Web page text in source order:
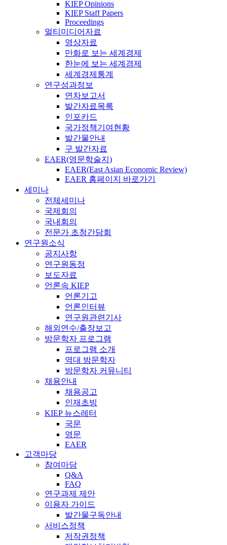
KIEP Opinions
KIEP Staff Papers
Proceedings
멀티미디어자료
영상자료
만화로 보는 세계경제
한눈에 보는 세계경제
세계경제통계
연구성과정보
연차보고서
발간자료목록
인포카드
국가정책기여현황
발간물안내
구 발간자료
EAER(영문학술지)
EAER(East Asian Economic Review)
EAER 홈페이지 바로가기
세미나
전체세미나
국제회의
국내회의
전문가 초청간담회
연구원소식
공지사항
연구원동정
보도자료
언론속 KIEP
언론기고
언론인터뷰
연구원관련기사
해외연수/출장보고
방문학자 프로그램
프로그램 소개
역대 방문학자
방문학자 커뮤니티
채용안내
채용공고
인재초빙
KIEP 뉴스레터
국문
영문
EAER
고객마당
참여마당
Q&A
FAQ
연구과제 제안
이용자 가이드
발간물구독안내
서비스정책
저작권정책